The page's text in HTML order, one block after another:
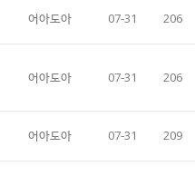
어아도아 07-31 206
어아도아 07-31 206
어아도아 07-31 209